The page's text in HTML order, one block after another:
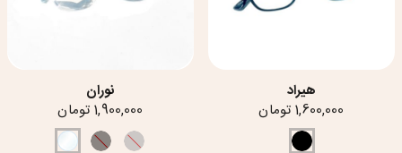
هیراد
1,600,000 تومان
نوران
1,900,000 تومان